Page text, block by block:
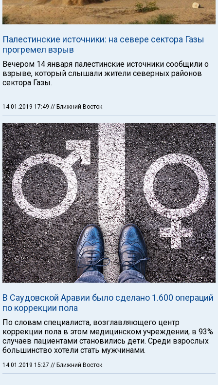
Палестинские источники: на севере сектора Газы
прогремел взрыв
Вечером 14 января палестинские источники сообщили о
взрыве, который слышали жители северных районов
сектора Газы.
14.01.2019 17:49 // Ближний Восток
В Саудовской Аравии было сделано 1.600 операций
по коррекции пола
По словам специалиста, возглавляющего центр
коррекции пола в этом медицинском учреждении, в 93%
случаев пациентами становились дети. Среди взрослых
большинство хотели стать мужчинами.
14.01.2019 15:27 // Ближний Восток